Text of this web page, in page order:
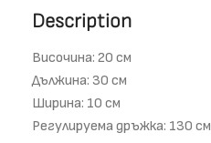
Description
Височина: 20 см
Дължина: 30 см
Ширина: 10 см
Регулируема дръжка: 130 см